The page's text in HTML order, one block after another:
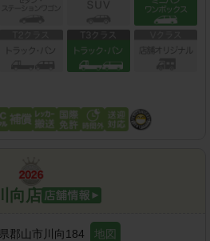
向店
郡山市川向184 地図